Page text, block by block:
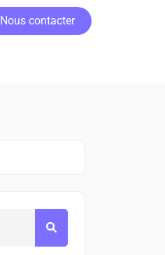
Nous contacter